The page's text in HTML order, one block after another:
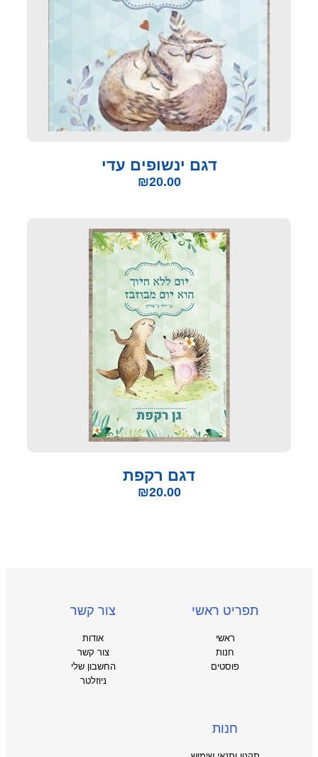
דגם ינשופים עדי
₪20.00
דגם רקפת
₪20.00
תפריט ראשי
ראשי
חנות
פוסטים
צור קשר
אודות
צור קשר
החשבון שלי
ניוזלטר
חנות